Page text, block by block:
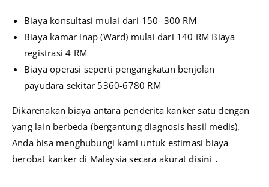
Biaya konsultasi mulai dari 150- 300 RM
Biaya kamar inap (Ward) mulai dari 140 RM Biaya
registrasi 4 RM
Biaya operasi seperti pengangkatan benjolan
payudara sekitar 5360-6780 RM
Dikarenakan biaya antara penderita kanker satu dengan
yang lain berbeda (bergantung diagnosis hasil medis),
Anda bisa menghubungi kami untuk estimasi biaya
berobat kanker di Malaysia secara akurat disini .